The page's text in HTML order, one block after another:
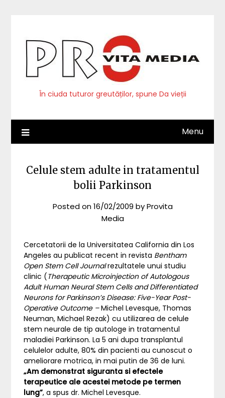
În ciuda tuturor greutăților, spune Da vieții
Menu
Celule stem adulte in tratamentul
bolii Parkinson
Posted on16/02/2009 byProvita
Media
Cercetatorii de la Universitatea California din Los
Angeles au publicat recent in revista Bentham
Open Stem Cell Journalrezultatele unui studiu
clinic (Therapeutic Microinjection of Autologous
Adult Human Neural Stem Cells and Differentiated
Neurons for Parkinson’s Disease: Five-Year Post-
Operative Outcome –Michel Levesque, Thomas
Neuman, Michael Rezak) cu utilizarea de celule
stem neurale de tip autologe in tratamentul
maladiei Parkinson. La 5 ani dupa transplantul
celulelor adulte, 80% din pacienti au cunoscut o
ameliorare motrica, in mai putin de 36 de luni.
„Am demonstrat siguranta si efectele
terapeutice ale acestei metode pe termen
lung”, a spus dr. Michel Levesque.